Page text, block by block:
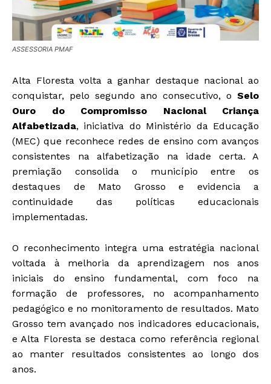
ASSESSORIA PMAF
Alta Floresta volta a ganhar destaque nacional ao
conquistar, pelo segundo ano consecutivo, o Selo
Ouro do Compromisso Nacional Criança
Alfabetizada, iniciativa do Ministério da Educação
(MEC) que reconhece redes de ensino com avanços
consistentes na alfabetização na idade certa. A
premiação consolida o município entre os
destaques de Mato Grosso e evidencia a
continuidade das políticas educacionais
implementadas.
O reconhecimento integra uma estratégia nacional
voltada à melhoria da aprendizagem nos anos
iniciais do ensino fundamental, com foco na
formação de professores, no acompanhamento
pedagógico e no monitoramento de resultados. Mato
Grosso tem avançado nos indicadores educacionais,
e Alta Floresta se destaca como referência regional
ao manter resultados consistentes ao longo dos
anos.